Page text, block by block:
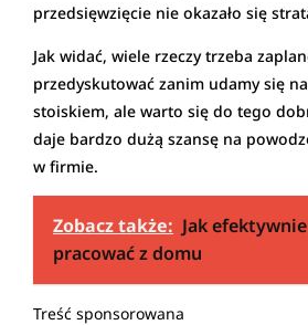
przedsięwzięcie nie okazało się
Jak widać, wiele rzeczy trzeba
przedyskutować zanim udamy się
stoiskiem, ale warto się do tego
daje bardzo dużą szansę na
w firmie.
Zobacz także: Jak efektywnie
pracować z domu
Treść sponsorowana